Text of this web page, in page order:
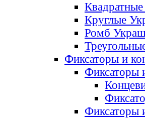
Круглые
Ромб
Фиксаторы и
Фиксаторы
Фиксаторы